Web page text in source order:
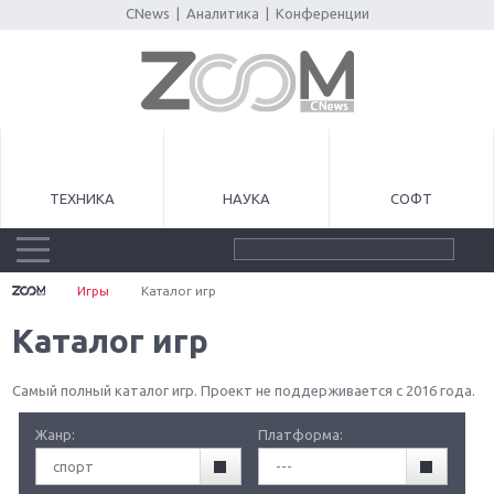
CNews Аналитика Конференции
ТЕХНИКА НАУКА СОФТ
Игры Каталог игр
Каталог игр
Самый полный каталог игр. Проект не поддерживается с 2016 года.
Жанр:
спорт
Платформа:
---